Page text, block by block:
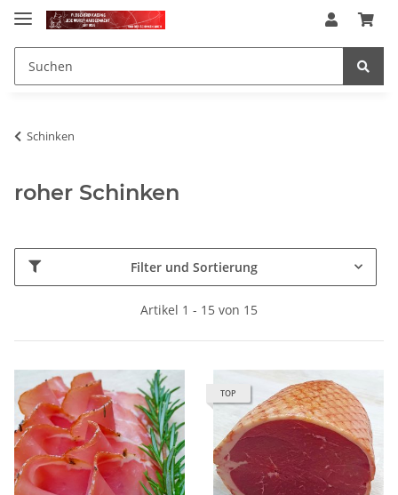
Schinken
roher Schinken
Filter und Sortierung
Artikel 1 - 15 von 15
TOP